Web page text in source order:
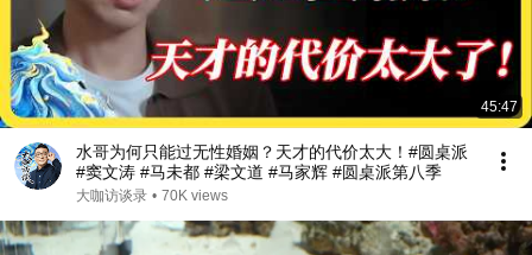
45:47
水哥为何只能过无性婚姻？天才的代价太大！#圆桌派
#窦文涛 #马未都 #梁文道 #马家辉 #圆桌派第八季
大咖访谈录 • 70K views